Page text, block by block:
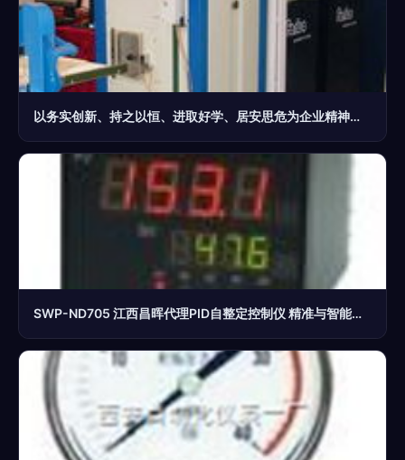
以务实创新、持之以恒、进取好学、居安思危为企业精神的工业仪器仪表发展之道
SWP-ND705 江西昌晖代理PID自整定控制仪 精准与智能的结合